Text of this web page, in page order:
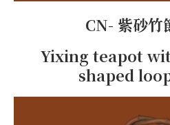
CN- 紫砂竹
Yixing teapot
shaped